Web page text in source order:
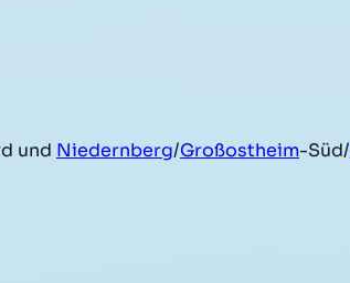
und Niedernberg/Großostheim-Süd/